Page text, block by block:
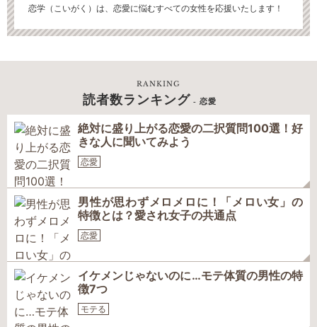
恋学（こいがく）は、恋愛に悩むすべての女性を応援いたします！
RANKING
読者数ランキング - 恋愛
絶対に盛り上がる恋愛の二択質問100選！好
きな人に聞いてみよう
恋愛
男性が思わずメロメロに！「メロい女」の
特徴とは？愛され女子の共通点
恋愛
イケメンじゃないのに…モテ体質の男性の特
徴7つ
モテる